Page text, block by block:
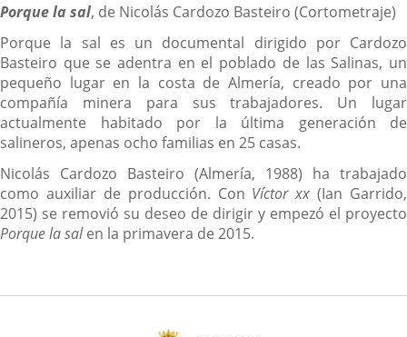
Porque la sal, de Nicolás Cardozo Basteiro (Cortometraje)
Porque la sal es un documental dirigido por Cardozo
Basteiro que se adentra en el poblado de las Salinas, un
pequeño lugar en la costa de Almería, creado por una
compañía minera para sus trabajadores. Un lugar
actualmente habitado por la última generación de
salineros, apenas ocho familias en 25 casas.
Nicolás Cardozo Basteiro (Almería, 1988) ha trabajado
como auxiliar de producción. Con Víctor xx (Ian Garrido,
2015) se removió su deseo de dirigir y empezó el proyecto
Porque la salen la primavera de 2015.